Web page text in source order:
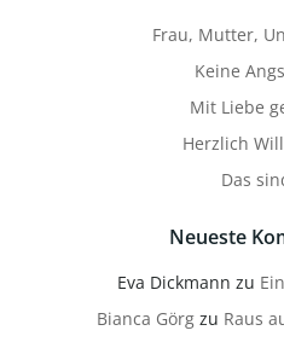
Frau, Mutter,
Keine
Mit Liebe
Herzlich
Das
Neueste
Eva Dickmann zu
Bianca Görg zu Raus